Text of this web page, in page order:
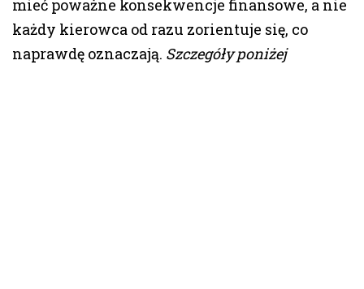
mieć poważne konsekwencje finansowe, a nie
każdy kierowca od razu zorientuje się, co
naprawdę oznaczają. Szczegóły poniżej